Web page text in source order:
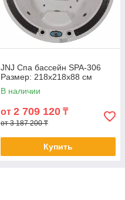
JNJ Спа бассейн SPA-306
Размер: 218x218x88 см
В наличии
от 2 709 120 ₸
от 3 187 200 ₸
Купить